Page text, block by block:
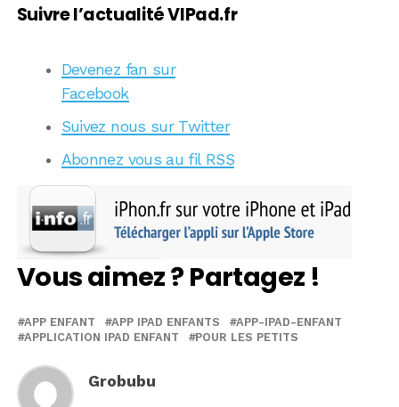
Suivre l’actualité VIPad.fr
Devenez fan sur
Facebook
Suivez nous sur Twitter
Abonnez vous au fil RSS
Vous aimez ? Partagez !
APP ENFANT APP IPAD ENFANTS
APP-IPAD-ENFANT
APPLICATION IPAD ENFANT
POUR LES PETITS
Grobubu